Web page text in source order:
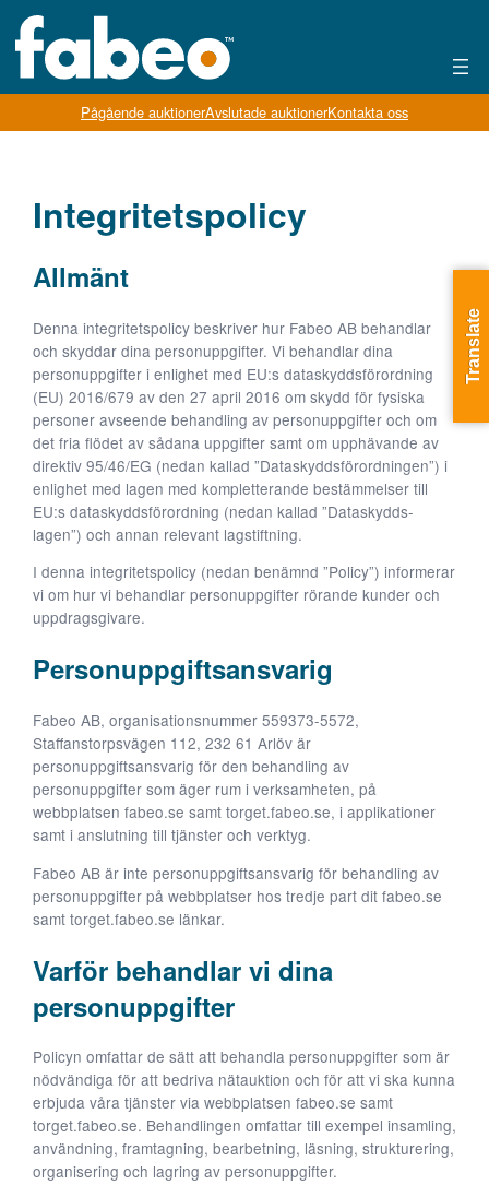
Pågående auktionerAvslutade auktionerKontakta oss
Integritetspolicy
Allmänt
Denna integritetspolicy beskriver hur Fabeo AB behandlar
och skyddar dina personuppgifter. Vi behandlar dina
personuppgifter i enlighet med EU:s dataskyddsförordning
(EU) 2016/679 av den 27 april 2016 om skydd för fysiska
personer avseende behandling av personuppgifter och om
det fria flödet av sådana uppgifter samt om upphävande av
direktiv 95/46/EG (nedan kallad ”Dataskyddsförordningen”) i
enlighet med lagen med kompletterande bestämmelser till
EU:s dataskyddsförordning (nedan kallad ”Dataskydds­
lagen”) och annan relevant lagstiftning.
I denna integritetspolicy (nedan benämnd ”Policy”) informerar
vi om hur vi behandlar personuppgifter rörande kunder och
uppdragsgivare.
Personuppgiftsansvarig
Fabeo AB, organisationsnummer 559373-5572,
Staffanstorpsvägen 112, 232 61 Arlöv är
personuppgiftsansvarig för den behandling av
personuppgifter som äger rum i verksamheten, på
webbplatsen fabeo.se samt torget.fabeo.se, i applikationer
samt i anslutning till tjänster och verktyg.
Fabeo AB är inte personuppgiftsansvarig för behandling av
personuppgifter på webbplatser hos tredje part dit fabeo.se
samt torget.fabeo.se länkar.
Varför behandlar vi dina
personuppgifter
Policyn omfattar de sätt att behandla personuppgifter som är
nödvändiga för att bedriva nätauktion och för att vi ska kunna
erbjuda våra tjänster via webbplatsen fabeo.se samt
torget.fabeo.se. Behandlingen omfattar till exempel insamling,
användning, framtagning, bearbetning, läsning, strukturering,
organisering och lagring av personuppgifter.
Dessa kakor
går inte att
välja bort. De
behövs för att
hemsidan
över huvud
fungera.
För att vi ska
förbättra
funktionalitet
och
uppbyggnad,
baserat på
hur
hemsidan
Translate